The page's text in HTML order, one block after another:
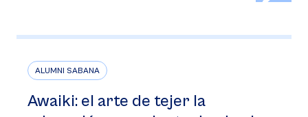
ALUMNI SABANA
Awaiki: el arte de tejer la